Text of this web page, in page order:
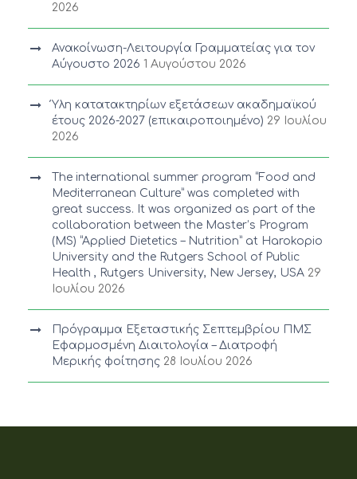
2026
Ανακοίνωση-Λειτουργία Γραμματείας για τον
Αύγουστο 2026 1 Αυγούστου 2026
Ύλη κατατακτηρίων εξετάσεων ακαδημαϊκού
έτους 2026-2027 (επικαιροποιημένο) 29 Ιουλίου
2026
The international summer program “Food and
Mediterranean Culture” was completed with
great success. It was organized as part of the
collaboration between the Master’s Program
(MS) “Applied Dietetics – Nutrition” at Harokopio
University and the Rutgers School of Public
Health , Rutgers University, New Jersey, USA 29
Ιουλίου 2026
Πρόγραμμα Εξεταστικής Σεπτεμβρίου ΠΜΣ
Εφαρμοσμένη Διαιτολογία – Διατροφή
Μερικής φοίτησης 28 Ιουλίου 2026